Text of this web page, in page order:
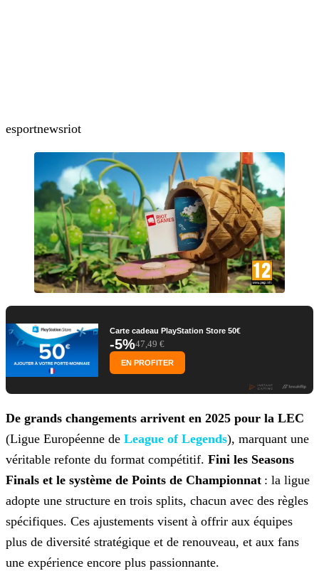
esportnewsriot
Carte cadeau PlayStation Store 50€
-5%47,49 €
EN PROFITER
De grands changements arrivent en 2025 pour la LEC
(Ligue Européenne de League of Legends), marquant une
véritable refonte du format compétitif. Fini les Seasons
Finals et le système de Points de Championnat : la ligue
adopte une structure en trois splits, chacun avec des règles
spécifiques. Ces ajustements visent à offrir aux équipes
plus de diversité stratégique et de renouveau, et aux fans
une expérience encore plus passionnante.